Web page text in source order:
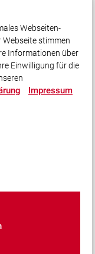
Sie sich
e.V.
Webseiten-
Webseite stimmen
Informationen über
Einwilligung für die
Impressum